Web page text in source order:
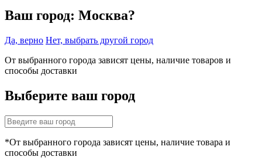
Ваш город: Москва?
Да, верно Нет, выбрать другой город
От выбранного города зависят цены, наличие товаров и
способы доставки
Выберите ваш город
*От выбранного города зависят цены, наличие товара и
способы доставки